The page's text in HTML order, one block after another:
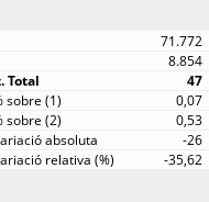
71.772
8.854
47
0,07
0,53
-26
-35,62